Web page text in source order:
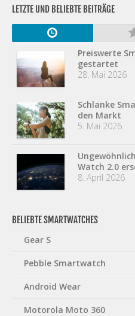
LETZTE UND BELIEBTE BEITRÄGE
Preiswerte
gestartet
28. Mai 2026
Schlanke
den Markt
5. Mai 2026
Watch 2.0
8. April 2026
BELIEBTE SMARTWATCHES
Gear S
Pebble Smartwatch
Android Wear
Motorola Moto 360